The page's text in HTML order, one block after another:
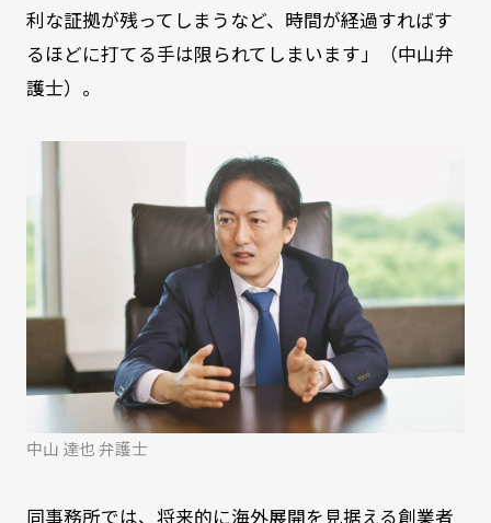
利な証拠が残ってしまうなど、時間が経過すればす
るほどに打てる手は限られてしまいます」（中山弁
護士）。
中山 達也 弁護士
同事務所では、将来的に海外展開を見据える創業者